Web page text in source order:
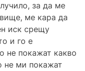
за да ме
ме кара да
иск срещу
и го е
не покажат какво
не ми покажат